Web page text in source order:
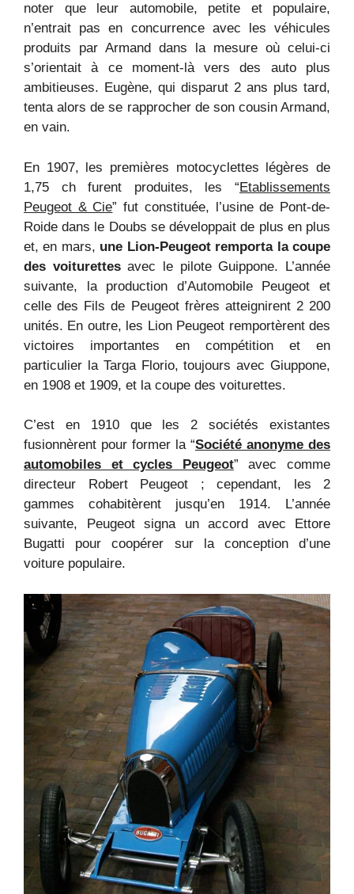
noter que leur automobile, petite et populaire,
n’entrait pas en concurrence avec les véhicules
produits par Armand dans la mesure où celui-ci
s’orientait à ce moment-là vers des auto plus
ambitieuses. Eugène, qui disparut 2 ans plus tard,
tenta alors de se rapprocher de son cousin Armand,
en vain.
En 1907, les premières motocyclettes légères de
1,75 ch furent produites, les “Etablissements
Peugeot & Cie” fut constituée, l’usine de Pont-de-
Roide dans le Doubs se développait de plus en plus
et, en mars, une Lion-Peugeot remporta la coupe
des voiturettesavec le pilote Guippone. L’année
suivante, la production d’Automobile Peugeot et
celle des Fils de Peugeot frères atteignirent 2 200
unités. En outre, les Lion Peugeot remportèrent des
victoires importantes en compétition et en
particulier la Targa Florio, toujours avec Giuppone,
en 1908 et 1909, et la coupe des voiturettes.
C’est en 1910 que les 2 sociétés existantes
fusionnèrent pour former la “Société anonyme des
automobiles et cycles Peugeot” avec comme
directeur Robert Peugeot ; cependant, les 2
gammes cohabitèrent jusqu’en 1914. L’année
suivante, Peugeot signa un accord avec Ettore
Bugatti pour coopérer sur la conception d’une
voiture populaire.